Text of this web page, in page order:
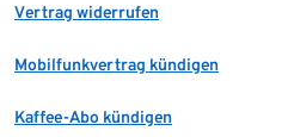
Vertrag widerrufen
Mobilfunkvertrag kündigen
Kaffee-Abo kündigen